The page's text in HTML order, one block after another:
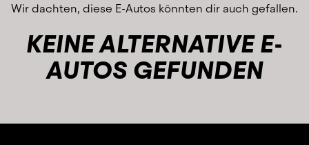
Wir dachten, diese E-Autos könnten dir auch gefallen.
KEINE ALTERNATIVE E-
AUTOS GEFUNDEN